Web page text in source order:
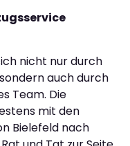
nicht nur durch
auch durch
Team. Die
mit den
Bielefeld nach